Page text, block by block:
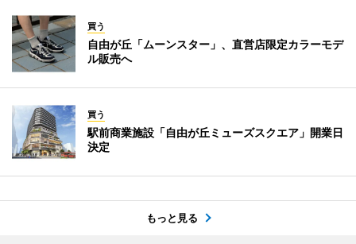
買う
自由が丘「ムーンスター」、直営店限定カラーモデ
ル販売へ
買う
駅前商業施設「自由が丘ミューズスクエア」開業日
決定
もっと見る